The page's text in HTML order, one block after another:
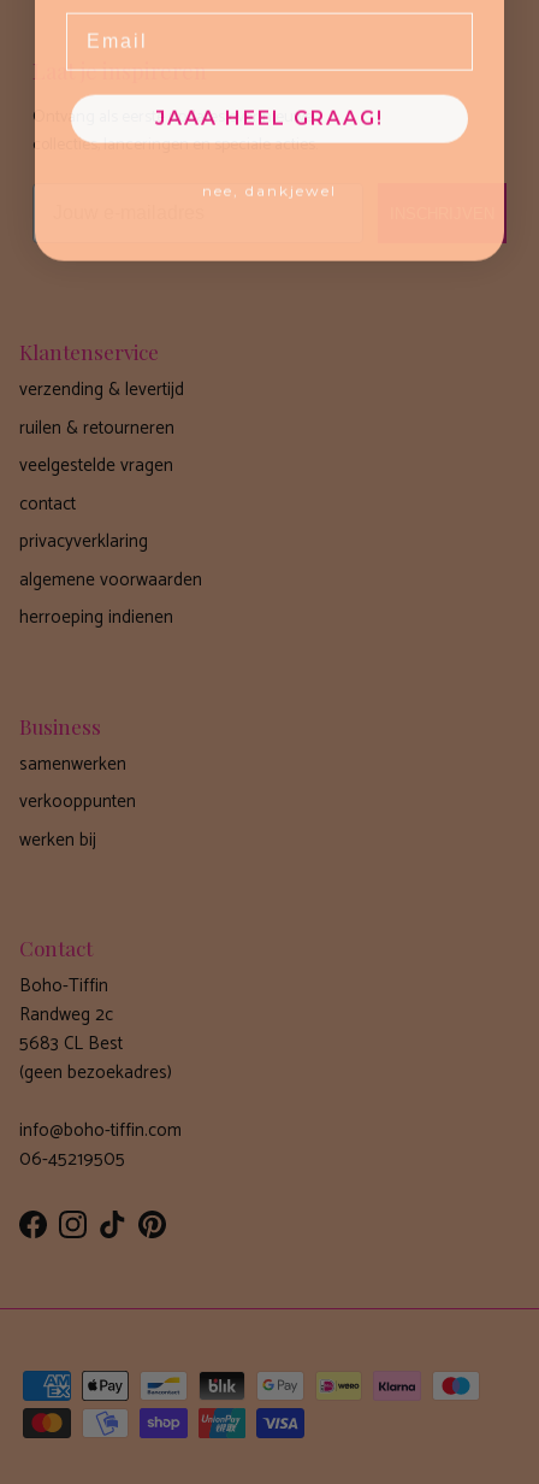
Laat je inspireren
Ontvang als eerste updates over nieuwe
collecties, lanceringen en speciale acties.
Email
Klantenservice
verzending & levertijd
ruilen & retourneren
veelgestelde vragen
contact
privacyverklaring
algemene voorwaarden
herroeping indienen
Business
samenwerken
verkooppunten
werken bij
Contact
Boho-Tiffin
Randweg 2c
5683 CL Best
(geen bezoekadres)
info@boho-tiffin.com
06-45219505
FacebookInstagram
TikTokPinterest
Email
JAAA HEEL GRAAG!
nee, dankjewel